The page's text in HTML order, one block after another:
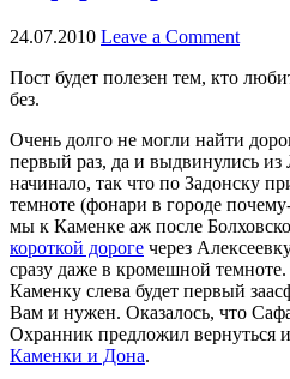
24.07.2010 Leave a Comment
Пост будет полезен тем, кто
без.
Очень долго не могли найти
первый раз, да и выдвинулись из
начинало, так что по Задонску
темноте (фонари в городе
мы к Каменке аж после
короткой дороге через
сразу даже в кромешной
Каменку слева будет первый
Вам и нужен. Оказалось, что
Охранник предложил вернуться
Каменки и Дона.